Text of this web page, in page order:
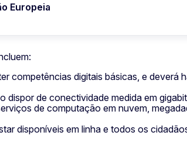
Europeia
competências digitais básicas, e deverá
dispor de conectividade medida em
de computação em nuvem,
disponíveis em linha e todos os